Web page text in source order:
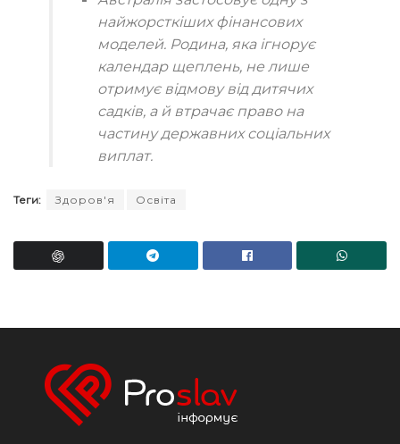
найжорсткіших фінансових
моделей. Родина, яка ігнорує
календар щеплень, не лише
отримує відмову від дитячих
садків, а й втрачає право на
частину державних соціальних
виплат.
Теги: Здоров'я Освіта